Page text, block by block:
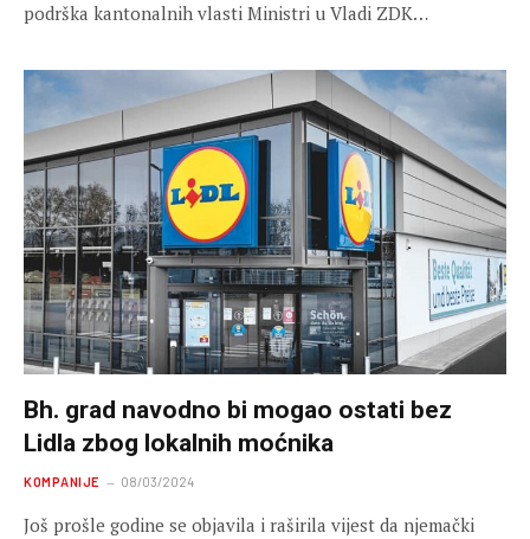
podrška kantonalnih vlasti Ministri u Vladi ZDK…
Bh. grad navodno bi mogao ostati bez
Lidla zbog lokalnih moćnika
KOMPANIJE 08/03/2024
Još prošle godine se objavila i raširila vijest da njemački